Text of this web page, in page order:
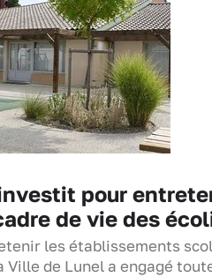
pour
de vie des
les établissements
Ville de Lunel a engagé